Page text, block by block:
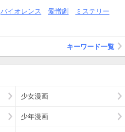
バイオレンス 愛憎劇
ミステリー
キーワード一覧
少女漫画
少年漫画